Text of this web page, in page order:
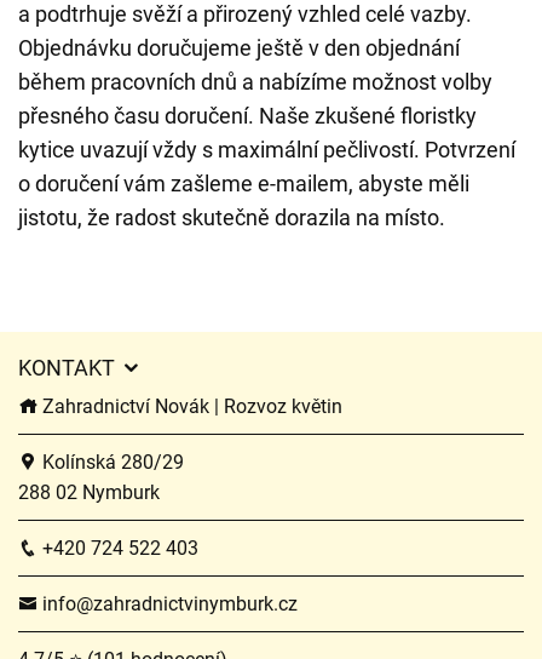
a podtrhuje svěží a přirozený vzhled celé vazby.
Objednávku doručujeme ještě v den objednání
během pracovních dnů a nabízíme možnost volby
přesného času doručení. Naše zkušené floristky
kytice uvazují vždy s maximální pečlivostí. Potvrzení
o doručení vám zašleme e-mailem, abyste měli
jistotu, že radost skutečně dorazila na místo.
KONTAKT
Zahradnictví Novák | Rozvoz květin
Kolínská 280/29
288 02 Nymburk
+420 724 522 403
info@zahradnictvinymburk.cz